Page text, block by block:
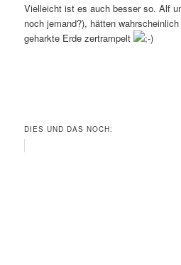
Vielleicht ist es auch besser so. Alf
noch jemand?), hätten
geharkte Erde zertrampelt
DIES UND DAS NOCH: